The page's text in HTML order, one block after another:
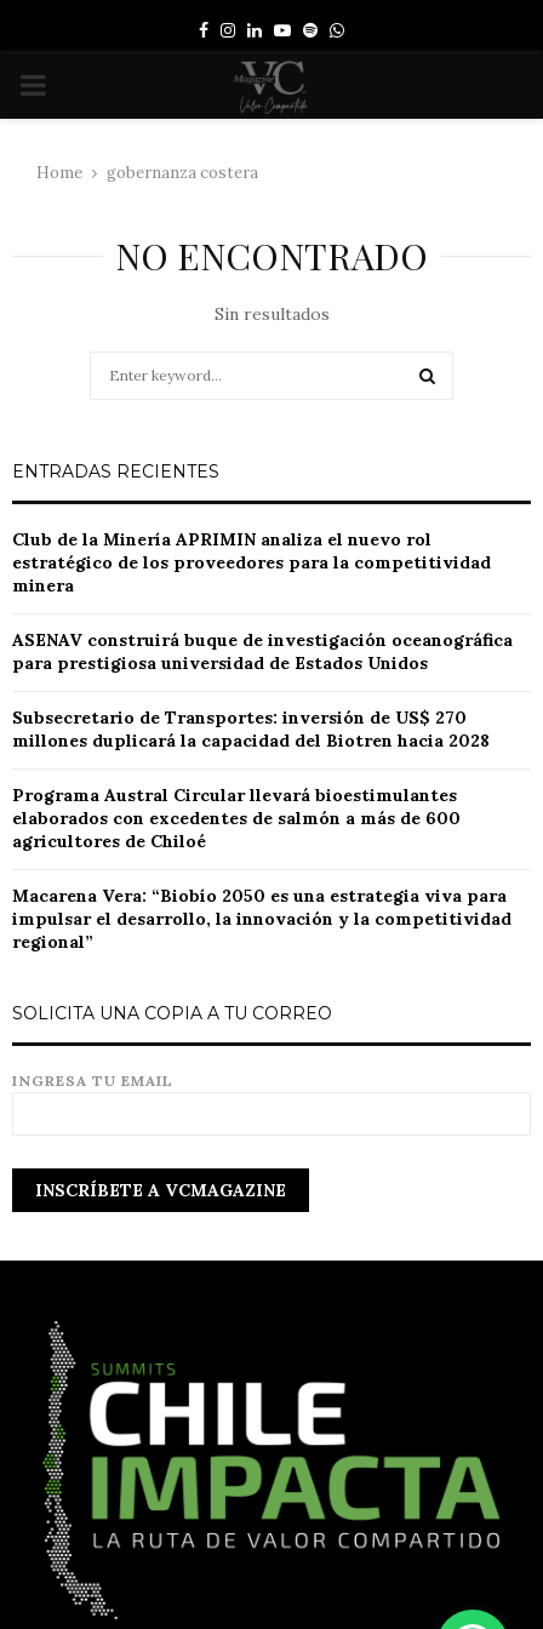
Facebook
Instagram
LinkedinYoutube
SpotifyWhatsapp
PRIMARY
Home gobernanza costera
NO ENCONTRADO
Sin resultados
for:
ENTRADAS RECIENTES
Club de la Minería APRIMIN analiza el nuevo rol
estratégico de los proveedores para la competitividad
minera
ASENAV construirá buque de investigación oceanográfica
para prestigiosa universidad de Estados Unidos
Subsecretario de Transportes: inversión de US$ 270
millones duplicará la capacidad del Biotren hacia 2028
Programa Austral Circular llevará bioestimulantes
elaborados con excedentes de salmón a más de 600
agricultores de Chiloé
Macarena Vera: “Biobío 2050 es una estrategia viva para
impulsar el desarrollo, la innovación y la competitividad
regional”
SOLICITA UNA COPIA A TU CORREO
INGRESA TU EMAIL